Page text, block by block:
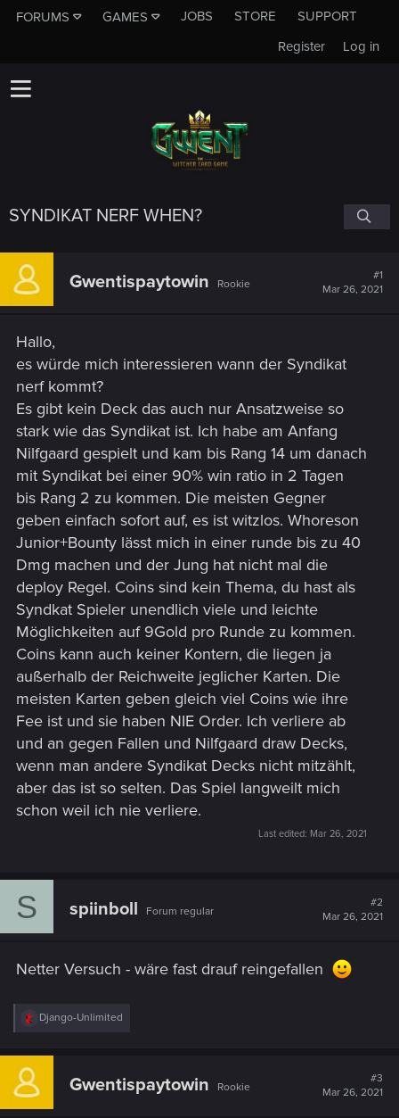
FORUMS GAMES JOBS STORE
SUPPORT
Log in
Register
SYNDIKAT NERF WHEN?
Gwentispaytowin Rookie
#1
Mar 26, 2021
Hallo,
es würde mich interessieren wann der Syndikat
nerf kommt?
Es gibt kein Deck das auch nur Ansatzweise so
stark wie das Syndikat ist. Ich habe am Anfang
Nilfgaard gespielt und kam bis Rang 14 um danach
mit Syndikat bei einer 90% win ratio in 2 Tagen
bis Rang 2 zu kommen. Die meisten Gegner
geben einfach sofort auf, es ist witzlos. Whoreson
Junior+Bounty lässt mich in einer runde bis zu 40
Dmg machen und der Jung hat nicht mal die
deploy Regel. Coins sind kein Thema, du hast als
Syndkat Spieler unendlich viele und leichte
Möglichkeiten auf 9Gold pro Runde zu kommen.
Coins kann auch keiner Kontern, die liegen ja
außerhalb der Reichweite jeglicher Karten. Die
meisten Karten geben gleich viel Coins wie ihre
Fee ist und sie haben NIE Order. Ich verliere ab
und an gegen Fallen und Nilfgaard draw Decks,
wenn man andere Syndikat Decks nicht mitzählt,
aber das ist so selten. Das Spiel langweilt mich
schon weil ich nie verliere.
Last edited: Mar 26, 2021
S spiinboll Forum regular
#2
Mar 26, 2021
Netter Versuch - wäre fast drauf reingefallen
R
c
i
Django-Unlimited
Gwentispaytowin Rookie
#3
Mar 26, 2021